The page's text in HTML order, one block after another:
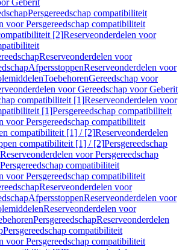
Geberit
Persgereedschap compatibiliteit
voor Persgereedschap compatibiliteit
[2]Reserveonderdelen voor
Reserveonderdelen voor
AfpersstoppenReserveonderdelen voor
ToebehorenGereedschap voor
voor Gereedschap voor Geberit
compatibiliteit [1]Reserveonderdelen voor
[1]Persgereedschap compatibiliteit
voor Persgereedschap compatibiliteit
compatibiliteit [1] / [2]Reserveonderdelen
compatibiliteit [1] / [2]Persgereedschap
Reserveonderdelen voor Persgereedschap
Persgereedschap compatibiliteit
voor Persgereedschap compatibiliteit
Reserveonderdelen voor
AfpersstoppenReserveonderdelen voor
Reserveonderdelen voor
PersgereedschapReserveonderdelen
Persgereedschap compatibiliteit
voor Persgereedschap compatibiliteit